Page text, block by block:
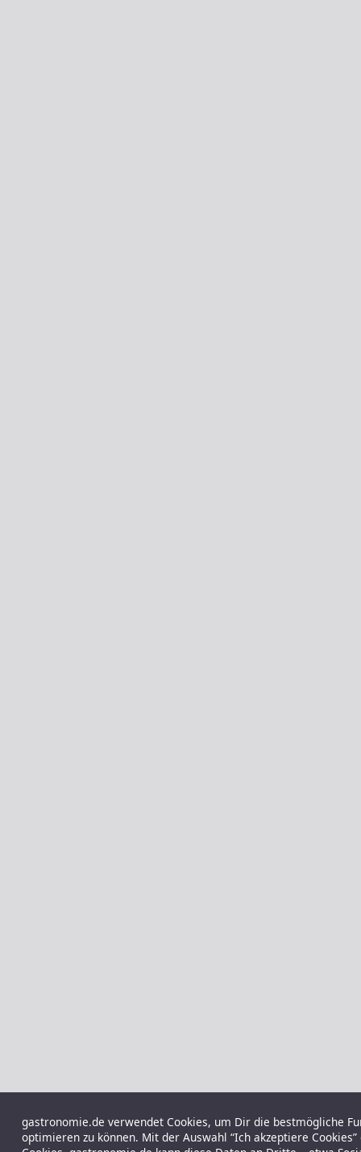
gastronomie.de verwendet Cookies, um Dir die bestmögliche
optimieren zu können. Mit der Auswahl “Ich akzeptiere